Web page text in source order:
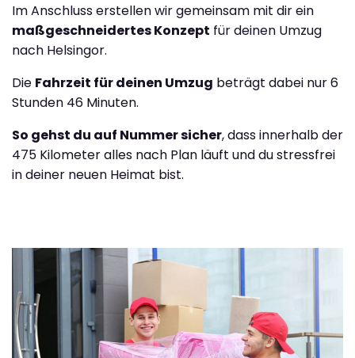
Im Anschluss erstellen wir gemeinsam mit dir ein
maßgeschneidertes Konzept für deinen Umzug
nach Helsingor.
Die Fahrzeit für deinen Umzug beträgt dabei nur 6
Stunden 46 Minuten.
So gehst du auf Nummer sicher, dass innerhalb der
475 Kilometer alles nach Plan läuft und du stressfrei
in deiner neuen Heimat bist.